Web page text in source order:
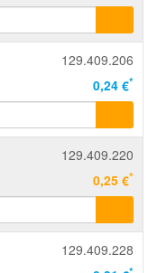
129.409.206
0,24 €*
129.409.220
0,25 €*
129.409.228